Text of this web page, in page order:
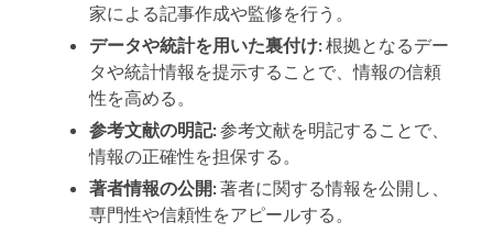
家による記事作成や監修を行う。
データや統計を用いた裏付け:根拠となるデー
タや統計情報を提示することで、情報の信頼
性を高める。
参考文献の明記:参考文献を明記することで、
情報の正確性を担保する。
著者情報の公開:著者に関する情報を公開し、
専門性や信頼性をアピールする。